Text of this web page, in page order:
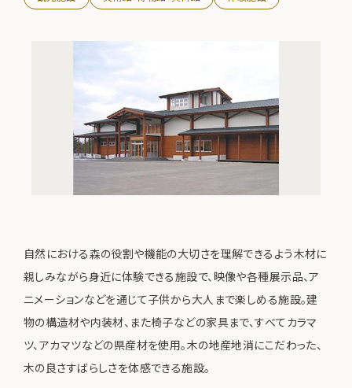
自然における森の役割や機能の大切さを理解できるよう木材に
親しみながら身近に体験できる施設で、映像や各種展示品、ア
ニメーションなどを通じて子供から大人まで楽しめる施設。建
物の構造材や内装材、また椅子などの家具まで、すべてカラマ
ツ、アカマツなどの県産材を使用。木の地産地消にこだわった、
木の良さすばらしさを体感できる施設。